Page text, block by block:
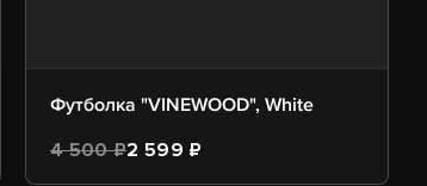
Футболка "VINEWOOD", White
4 500 ₽2 599 ₽